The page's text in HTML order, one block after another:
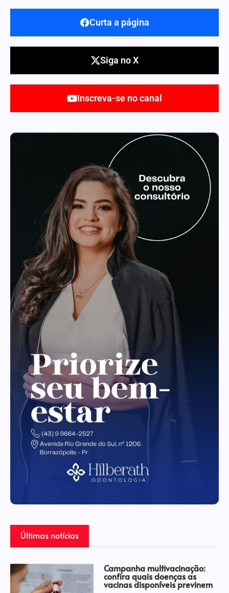
Curta a página
Siga no X
Inscreva-se no canal
Últimas notícias
Campanha multivacinação:
confira quais doenças as
vacinas disponíveis previnem